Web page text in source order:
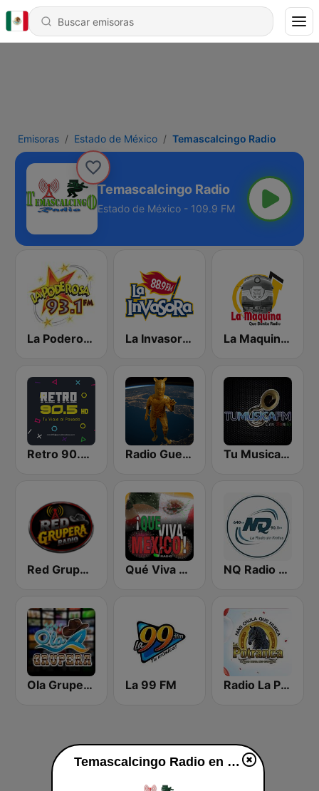
Emisoras Estado de México Temascalcingo Radio
Temascalcingo Radio
Estado de México - 109.9 FM
La Poderosa 93.1 FM La Invasora 88.9 FM La Maquina Que Bonita Radio
Retro 90.5 FM HD Radio Guerrero Chilpancingo Tu Musica FM Con Banda
Red Grupera Qué Viva México Radio NQ Radio 90.1 FM
Ola Grupera Radio La 99 FM Radio La Potranca
Temascalcingo Radio en vivo